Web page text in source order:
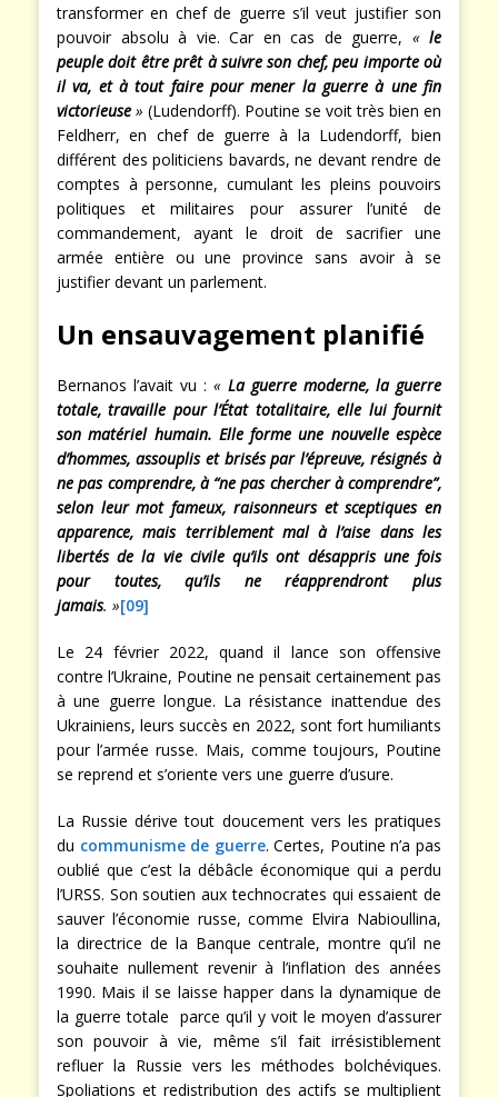
transformer en chef de guerre s’il veut justifier son
pouvoir absolu à vie. Car en cas de guerre, « le
peuple doit être prêt à suivre son chef, peu importe où
il va, et à tout faire pour mener la guerre à une fin
victorieuse » (Ludendorff). Poutine se voit très bien en
Feldherr, en chef de guerre à la Ludendorff, bien
différent des politiciens bavards, ne devant rendre de
comptes à personne, cumulant les pleins pouvoirs
politiques et militaires pour assurer l’unité de
commandement, ayant le droit de sacrifier une
armée entière ou une province sans avoir à se
justifier devant un parlement.
Un ensauvagement planifié
Bernanos l’avait vu : « La guerre moderne, la guerre
totale, travaille pour l’État totalitaire, elle lui fournit
son matériel humain. Elle forme une nouvelle espèce
d’hommes, assouplis et brisés par l’épreuve, résignés à
ne pas comprendre, à “ne pas chercher à comprendre”,
selon leur mot fameux, raisonneurs et sceptiques en
apparence, mais terriblement mal à l’aise dans les
libertés de la vie civile qu’ils ont désappris une fois
pour toutes, qu’ils ne réapprendront plus
jamais. »[09]
Le 24 février 2022, quand il lance son offensive
contre l’Ukraine, Poutine ne pensait certainement pas
à une guerre longue. La résistance inattendue des
Ukrainiens, leurs succès en 2022, sont fort humiliants
pour l’armée russe. Mais, comme toujours, Poutine
se reprend et s’oriente vers une guerre d’usure.
La Russie dérive tout doucement vers les pratiques
du communisme de guerre. Certes, Poutine n’a pas
oublié que c’est la débâcle économique qui a perdu
l’URSS. Son soutien aux technocrates qui essaient de
sauver l’économie russe, comme Elvira Nabioullina,
la directrice de la Banque centrale, montre qu’il ne
souhaite nullement revenir à l’inflation des années
1990. Mais il se laisse happer dans la dynamique de
la guerre totale parce qu’il y voit le moyen d’assurer
son pouvoir à vie, même s’il fait irrésistiblement
refluer la Russie vers les méthodes bolchéviques.
Spoliations et redistribution des actifs se multiplient